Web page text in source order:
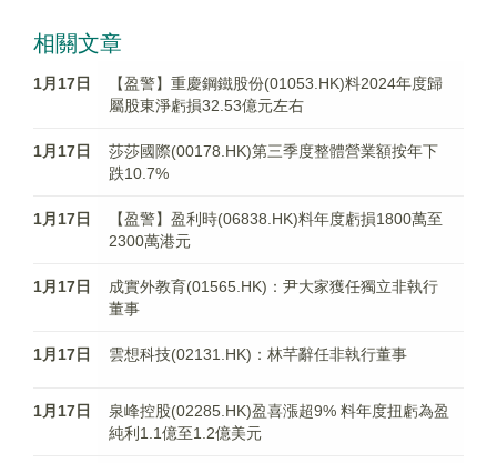
相關文章
1月17日
【盈警】重慶鋼鐵股份(01053.HK)料2024年度歸
屬股東淨虧損32.53億元左右
1月17日
莎莎國際(00178.HK)第三季度整體營業額按年下
跌10.7%
1月17日
【盈警】盈利時(06838.HK)料年度虧損1800萬至
2300萬港元
1月17日
成實外教育(01565.HK)：尹大家獲任獨立非執行
董事
1月17日 雲想科技(02131.HK)：林芊辭任非執行董事
1月17日
泉峰控股(02285.HK)盈喜漲超9% 料年度扭虧為盈
純利1.1億至1.2億美元